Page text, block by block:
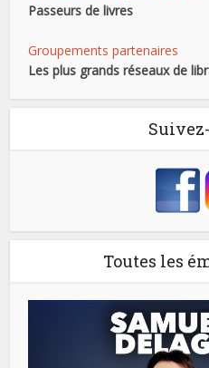
Passeurs de livres
Groupements partenaires
Les plus grands réseaux de
Toutes les